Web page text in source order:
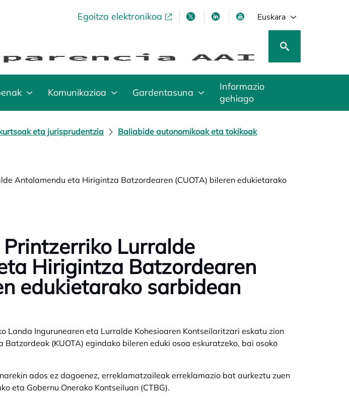
Egoitza elektronikoaopens in a new tabopens in a new tab
opens in a new tab
opens in a new tab
Euskara
Komunikazioa Gardentasuna
Informazio
gehiago
eta jurisprudentzia Baliabide autonomikoak eta tokikoak
Antolamendu eta Hirigintza Batzordearen (CUOTA) bileren edukietarako
Lurralde
Hirigintza Batzordearen
edukietarako sarbidean
Landa Ingurunearen eta Lurralde Kohesioaren Kontseilaritzari eskatu zion
(KUOTA) egindako bileren eduki osoa eskuratzeko, bai osoko
ados ez dagoenez, erreklamatzaileak erreklamazio bat aurkeztu zuen
eta Gobernu Onerako Kontseiluan (CTBG).